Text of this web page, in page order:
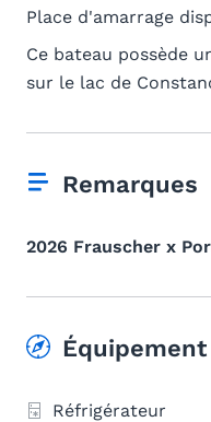
Place d'amarrage
Ce bateau possède
sur le lac de
Remarques
2026 Frauscher x
Équipement
Réfrigérateur